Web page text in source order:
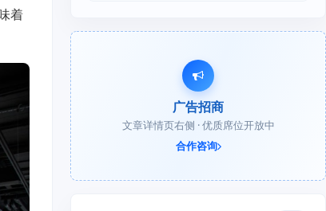
着
广告招商
文章详情页右侧 · 优质席位开放中
合作咨询